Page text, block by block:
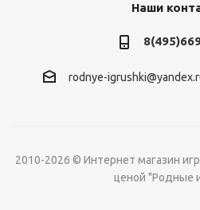
Наши
rodnye-
2010-2026 © Интернет магазин
ценой "Родные